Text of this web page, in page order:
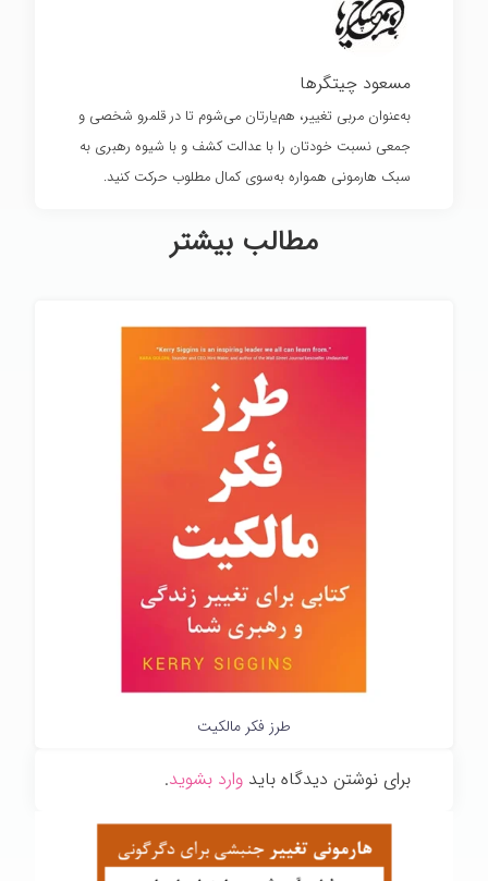
مسعود چیتگرها
به‌عنوان مربی تغییر، هم‌یارتان می‌شوم تا در قلمرو شخصی و
جمعی نسبت خودتان را با عدالت کشف و با شیوه رهبری به
سبک هارمونی همواره به‌سوی کمال مطلوب حرکت کنید.
مطالب بیشتر
طرز فکر مالکیت
برای نوشتن دیدگاه باید وارد بشوید.